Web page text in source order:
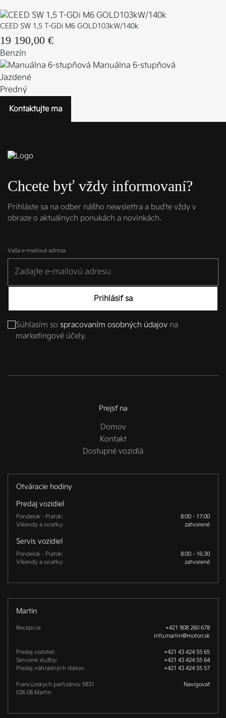
CEED SW 1,5 T-GDi M6 GOLD103kW/140k
19 190,00 €
Benzín
Manuálna 6-stupňová
Jazdené
Predný
Kontaktujte ma
Chcete byť vždy informovaní?
Prihláste sa na odber nášho newslettra a buďte vždy v
obraze o aktuálnych ponukách a novinkách.
Vaša e-mailová adresa
Prihlásiť sa
Súhlasím so spracovaním osobných údajov na
marketingové účely.
Prejsť na
Domov
Kontakt
Dostupné vozidlá
Otváracie hodiny
Predaj vozidiel
Pondelok - Piatok:
8:00 - 17:00
Víkendy a sviatky:
zatvorené
Servis vozidiel
Pondelok - Piatok:
8:00 - 16:30
Víkendy a sviatky:
zatvorené
Martin
Recepcia:
+421 908 260 678
info.martin@motorr.sk
Predaj vozidiel:
+421 43 424 55 65
Servisné služby:
+421 43 424 55 64
Predaj náhradných dielov:
+421 43 424 55 57
Francúzskych partizánov 5831
036 08 Martin
Navigovať